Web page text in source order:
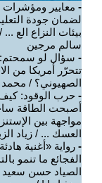
- معايير ومؤشرات
لضمان جودة
بيئات النزاع الع
سالم مرجين
- سؤال لو
تتحرّر أمريكا من
الصهيوني؟ /
- حرب الوقود:
أصبحت الطاقة
مواجهة بين
العسك ... / زياد
- رواية «أغنية
الفجائع ما تنمو
الصياد حسن سعيد